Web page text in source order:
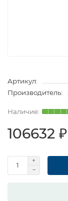
Артикул:
Производитель:
106632 ₽